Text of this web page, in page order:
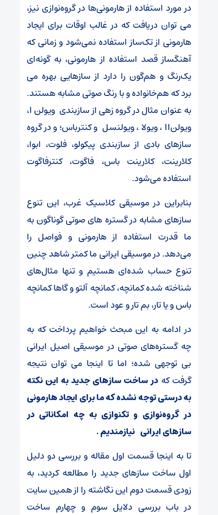
در مورد استفاده از هارمونی‌ها در گروه‌نوازی نیز،
می توان دریافت که در غالب اوقات برای ایجاد
هارمونی از تک‌ساز استفاده نمی‌شود و زمانی که
آهنگساز قصد استفاده از هارمونی، به گونه‌ای
یک‌رنگ و هم‌گون را دارد از سازهایی بهره می
برد که هم‌خانواده و با رنگ صوتی مشابه هستند.
به عنوان مثال در گروه زهی از سازبندی ویولن I،
ویولنII ، ویولا ، ویولنسل و کنترباس؛ و در گروه
سازهای بادی از سازبندی پیکولو، فلوت، ابوا،
کلارینت، کلارینت باس، فاگوت، کنترفاگوت
استفاده می‌شود.
بنابراین در موسیقی‌ کلاسیک غرب، این تنوع
سازهای مشابه در گستره های صوتی گوناگون به
ما قدرت استفاده از هارمونی و فواصل را
می‌دهد. در موسیقی ایرانی ما کمتر شاهد چنین
تنوع حساب شده‌ای هستیم و تنها مثال‌های
شناخته شده کمانچه، کمانچه آلتو و گاها کمانچه
باس و یا تار، بم تار و عود است.
در ادامه به این مبحث خواهیم پرداخت که به
چه گستره‌های صوتی در موسیقی اصیل ایرانی
بی توجهی شده؛ اما تا اینجا می توان نتیجه
گرفت که در ساخت سازهایجدید به این نکته
بهدرستی توجه نشده که ما برای ایجادهارمونی
در گروه‌نوازی و تکنوازی به چه امکاناتی‌ در
سازهای ایرانی نیازمندیم.
تا به اینجا قسمت اول مقاله و بررسی دو دلیل
اول ساخت سازهای جدید را مطالعه کردید، به
زودی قسمت دوم این نگاشته را از همین سایت
در باب بررسی دلایل سوم و چهارم ساخت